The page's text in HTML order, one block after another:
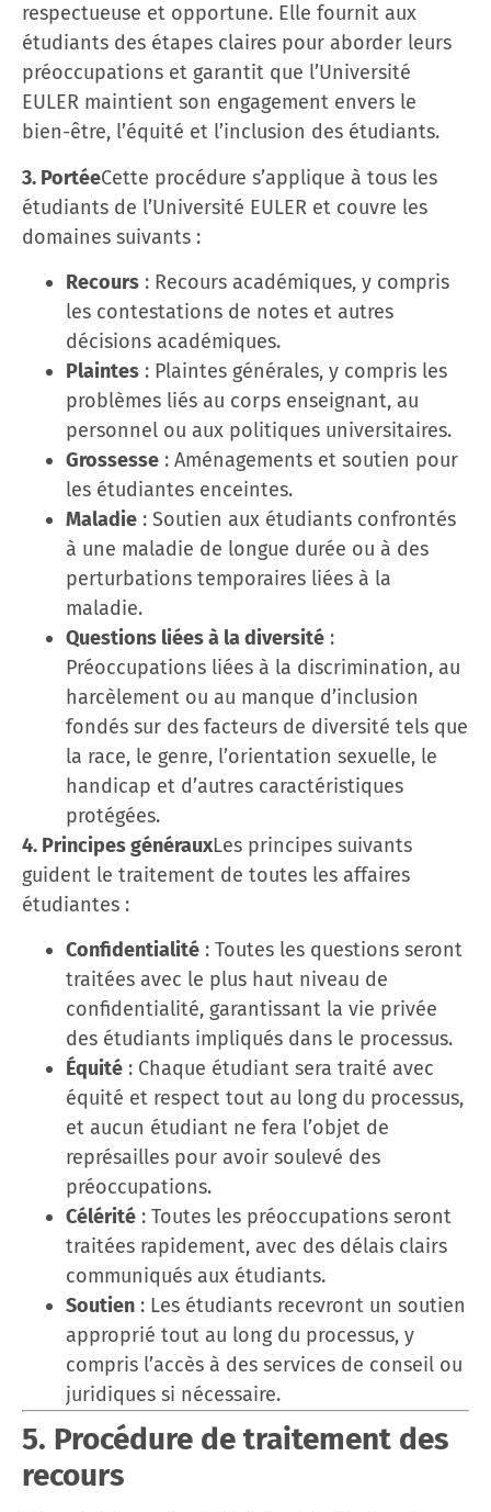
respectueuse et opportune. Elle fournit aux
étudiants des étapes claires pour aborder leurs
préoccupations et garantit que l’Université
EULER maintient son engagement envers le
bien-être, l’équité et l’inclusion des étudiants.
3. PortéeCette procédure s’applique à tous les
étudiants de l’Université EULER et couvre les
domaines suivants :
Recours : Recours académiques, y compris
les contestations de notes et autres
décisions académiques.
Plaintes : Plaintes générales, y compris les
problèmes liés au corps enseignant, au
personnel ou aux politiques universitaires.
Grossesse : Aménagements et soutien pour
les étudiantes enceintes.
Maladie : Soutien aux étudiants confrontés
à une maladie de longue durée ou à des
perturbations temporaires liées à la
maladie.
Questions liées à la diversité :
Préoccupations liées à la discrimination, au
harcèlement ou au manque d’inclusion
fondés sur des facteurs de diversité tels que
la race, le genre, l’orientation sexuelle, le
handicap et d’autres caractéristiques
protégées.
4. Principes générauxLes principes suivants
guident le traitement de toutes les affaires
étudiantes :
Confidentialité : Toutes les questions seront
traitées avec le plus haut niveau de
confidentialité, garantissant la vie privée
des étudiants impliqués dans le processus.
Équité : Chaque étudiant sera traité avec
équité et respect tout au long du processus,
et aucun étudiant ne fera l’objet de
représailles pour avoir soulevé des
préoccupations.
Célérité : Toutes les préoccupations seront
traitées rapidement, avec des délais clairs
communiqués aux étudiants.
Soutien : Les étudiants recevront un soutien
approprié tout au long du processus, y
compris l’accès à des services de conseil ou
juridiques si nécessaire.
5. Procédure de traitement des
recours